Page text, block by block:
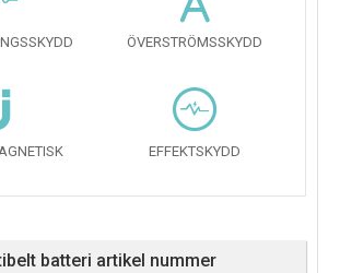
ÖVERSTRÖMSSKYDD
EFFEKTSKYDD
batteri artikel nummer